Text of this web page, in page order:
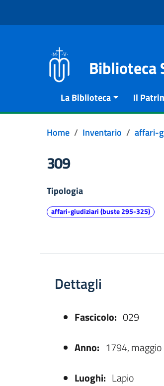
Biblioteca
La Biblioteca Il
Home Inventario affari-
309
Tipologia
affari-giudiziari (buste 295-325)
Dettagli
Fascicolo: 029
Anno: 1794, maggio
Luoghi: Lapio